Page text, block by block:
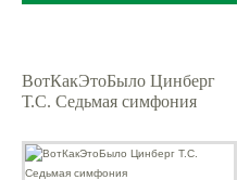
ВотКакЭтоБыло Цинберг
Т.С. Седьмая симфония